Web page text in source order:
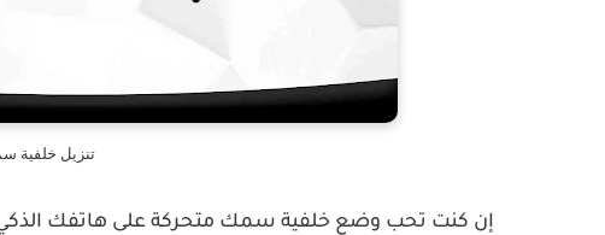
تنزيل خلفية
إن كنت تحب وضع خلفية سمك متحركة على هاتفك